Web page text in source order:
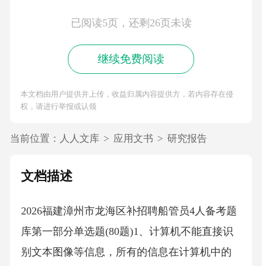
已阅读5页，还剩26页未读
继续免费阅读
本文档由用户提供并上传，收益归属内容提供方，若内容存在侵
权，请进行举报或认领
当前位置： 人人文库 > 应用文书 > 研究报告
文档描述
2026福建漳州市龙海区补招聘船管员4人备考题
库第一部分单选题(80题)1、计算机不能直接识
别文本图像等信息，所有的信息在计算机中的